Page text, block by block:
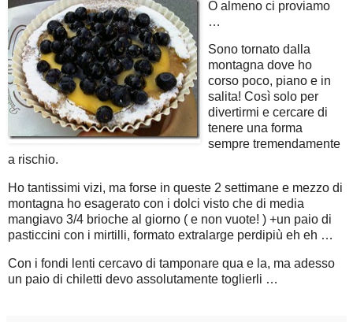
O almeno ci proviamo
…
Sono tornato dalla
montagna dove ho
corso poco, piano e in
salita! Così solo per
divertirmi e cercare di
tenere una forma
sempre tremendamente
a rischio.
Ho tantissimi vizi, ma forse in queste 2 settimane e mezzo di
montagna ho esagerato con i dolci visto che di media
mangiavo 3/4 brioche al giorno ( e non vuote! ) +un paio di
pasticcini con i mirtilli, formato extralarge perdipiù eh eh …
Con i fondi lenti cercavo di tamponare qua e la, ma adesso
un paio di chiletti devo assolutamente toglierli …